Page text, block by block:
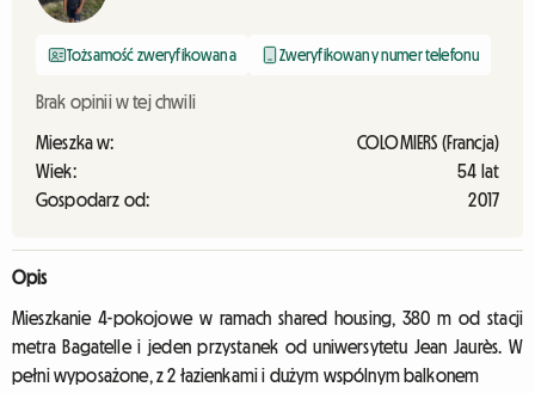
Tożsamość zweryfikowana Zweryfikowany numer telefonu
Brak opinii w tej chwili
Mieszka w:
COLOMIERS (Francja)
Wiek:
54 lat
Gospodarz od:
2017
Opis
Mieszkanie 4-pokojowe w ramach shared housing, 380 m od stacji
metra Bagatelle i jeden przystanek od uniwersytetu Jean Jaurès. W
pełni wyposażone, z 2 łazienkami i dużym wspólnym balkonem